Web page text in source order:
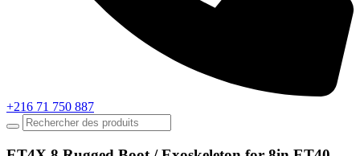
+216 71 750 887